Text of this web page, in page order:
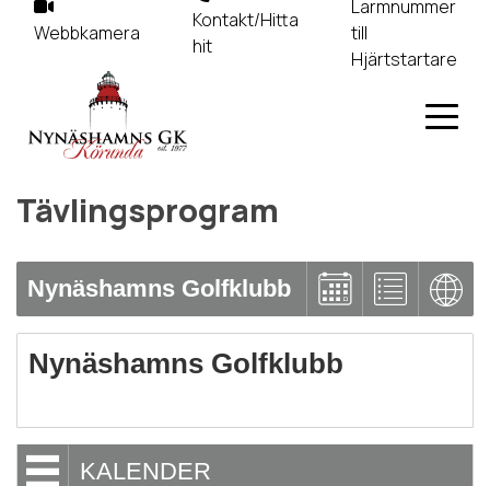
Webbkamera
Kontakt/Hitta
hit
Larmnummer
till
Hjärtstartare
Tävlingsprogram
Nynäshamns Golfklubb
Nynäshamns Golfklubb
KALENDER